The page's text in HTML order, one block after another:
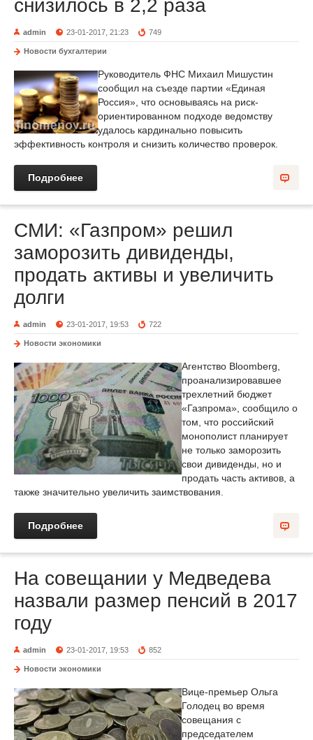
снизилось в 2,2 раза
admin 23-01-2017, 21:23 749
Новости бухгалтерии
Руководитель ФНС Михаил Мишустин
сообщил на съезде партии «Единая
Россия», что основываясь на риск-
ориентированном подходе ведомству
удалось кардинально повысить
эффективность контроля и снизить количество проверок.
Подробнее
СМИ: «Газпром» решил
заморозить дивиденды,
продать активы и увеличить
долги
admin 23-01-2017, 19:53 722
Новости экономики
Агентство Bloomberg,
проанализировавшее
трехлетний бюджет
«Газпрома», сообщило о
том, что российский
монополист планирует
не только заморозить
свои дивиденды, но и
продать часть активов, а
также значительно увеличить заимствования.
Подробнее
На совещании у Медведева
назвали размер пенсий в 2017
году
admin 23-01-2017, 19:53 852
Новости экономики
Вице-премьер Ольга
Голодец во время
совещания с
председателем